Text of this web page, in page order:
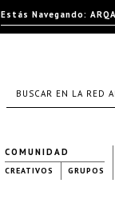
COMUNIDAD
CREATIVOS GRUPOS
Estás Navegando: